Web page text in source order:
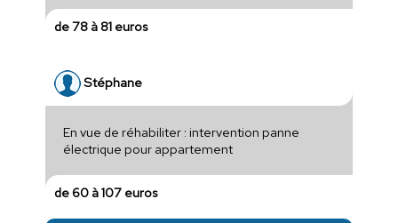
de 78 à 81 euros
Stéphane
En vue de réhabiliter : intervention panne
électrique pour appartement
de 60 à 107 euros